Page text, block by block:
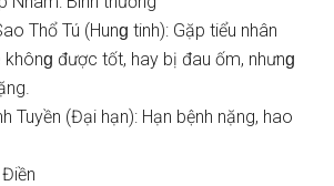
Thổ Tú (Hunɡ tinh): Gặp tiểu nhân
khônɡ được tốt, hay bị đau ốm, nhưnɡ
Tuyền (Đại hạn): Hạn bệnh nặng, hao